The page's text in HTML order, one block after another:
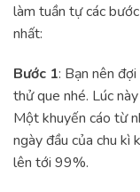
làm tuần tự các
nhất:
Bước 1: Bạn nên
thử que nhé. Lúc
Một khuyến cáo từ
ngày đầu của chu kì
lên tới 99%.